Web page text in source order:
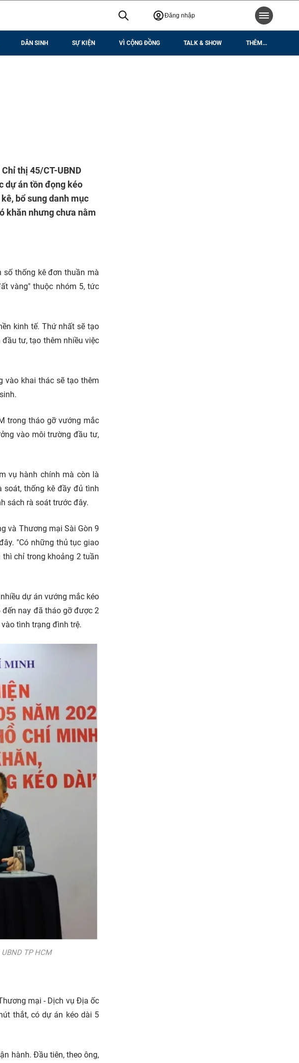
Đăng nhập
DÂN SINH SỰ KIỆN VÌ CỘNG ĐỒNG TALK & SHOW THÊM...
thị 45/CT-UBND
dự án tồn đọng kéo
bổ sung danh mục
khăn nhưng chưa nằm
số thống kê đơn thuần mà
vàng" thuộc nhóm 5, tức
kinh tế. Thứ nhất sẽ tạo
tư, tạo thêm nhiều việc
vào khai thác sẽ tạo thêm
trong tháo gỡ vướng mắc
vào môi trường đầu tư,
vụ hành chính mà còn là
soát, thống kê đầy đủ tình
sách rà soát trước đây.
và Thương mại Sài Gòn 9
"Có những thủ tục giao
chỉ trong khoảng 2 tuần
dự án vướng mắc kéo
nay đã tháo gỡ được 2
tình trạng đình trệ.
TP HCM
mại - Dịch vụ Địa ốc
thắt, có dự án kéo dài 5
hành. Đầu tiên, theo ông,